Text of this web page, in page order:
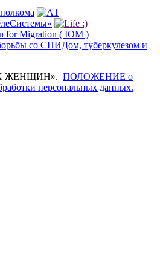
ЖЕНЩИН». ПОЛОЖЕНИЕ о
персональных данных.